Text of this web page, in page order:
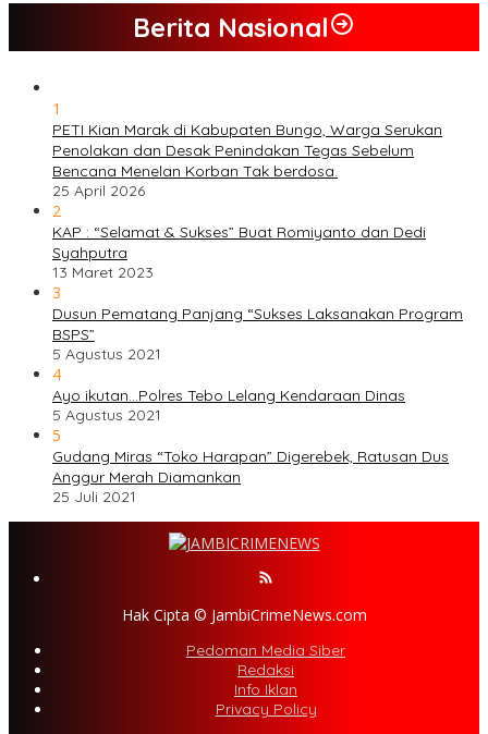
Berita Nasional
1
PETI Kian Marak di Kabupaten Bungo, Warga Serukan
Penolakan dan Desak Penindakan Tegas Sebelum
Bencana Menelan Korban Tak berdosa.
25 April 2026
2
KAP : “Selamat & Sukses” Buat Romiyanto dan Dedi
Syahputra
13 Maret 2023
3
Dusun Pematang Panjang “Sukses Laksanakan Program
BSPS”
5 Agustus 2021
4
Ayo ikutan…Polres Tebo Lelang Kendaraan Dinas
5 Agustus 2021
5
Gudang Miras “Toko Harapan” Digerebek, Ratusan Dus
Anggur Merah Diamankan
25 Juli 2021
Hak Cipta © JambiCrimeNews.com
Pedoman Media Siber
Redaksi
Info Iklan
Privacy Policy